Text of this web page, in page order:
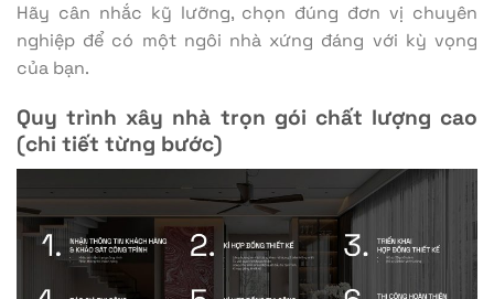
Hãy cân nhắc kỹ lưỡng, chọn đúng đơn vị chuyên
nghiệp để có một ngôi nhà xứng đáng với kỳ vọng
của bạn.
Quy trình xây nhà trọn gói chất lượng cao
(chi tiết từng bước)